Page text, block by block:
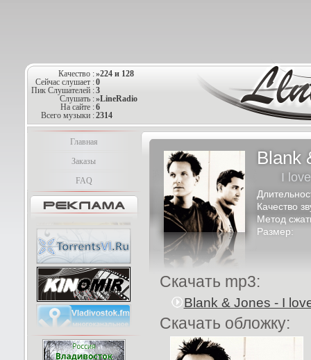
Качество :»224 и 128
Сейчас слушает :0
Пик Слушателей :3
Слушать :»LineRadio
На сайте :6
Всего музыки :2314
Главная
Заказы
FAQ
Blank
I
Качество
Метод
Размер:
Скачать mp3:
Blank & Jones - I
Скачать обложку: